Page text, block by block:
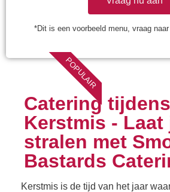
*Dit is een voorbeeld menu, vraag
POPULAIR
Catering tijdens
Kerstmis - Laat
stralen met
Bastards
Kerstmis is de tijd van het jaar